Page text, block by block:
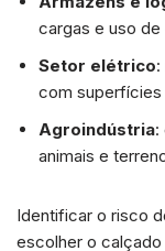
cargas e uso de
Setor elétrico
com superfícies
Agroindústria:
animais e
Identificar o risco
escolher o